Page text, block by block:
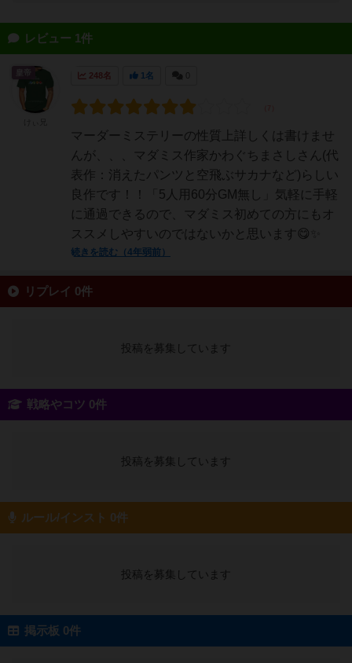
レビュー 1件
248名 1名
マーダーミステリーの性質上詳しくは書けませ
んが、、、マダミス作家かわぐちまさしさん(代
表作：消えたパンツと空飛ぶサカナなど)らしい
良作です！！「5人用60分GM無し」気軽に手軽
に通過できるので、マダミス初めての方にもオ
ススメしやすいのではないかと思います😋✨
続きを読む（4年弱前）
リプレイ 0件
投稿を募集しています
戦略やコツ 0件
投稿を募集しています
ルール/インスト 0件
投稿を募集しています
掲示板 0件